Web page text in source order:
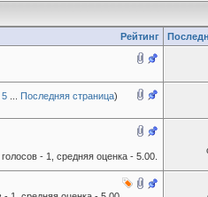
Рейтинг
5 Последняя страница)